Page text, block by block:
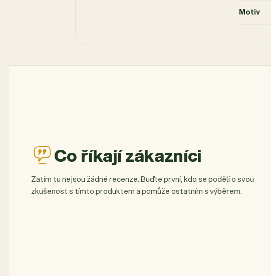
Motiv
Co říkají zákazníci
Zatím tu nejsou žádné recenze. Buďte první, kdo se podělí o svou
zkušenost s tímto produktem a pomůže ostatním s výběrem.